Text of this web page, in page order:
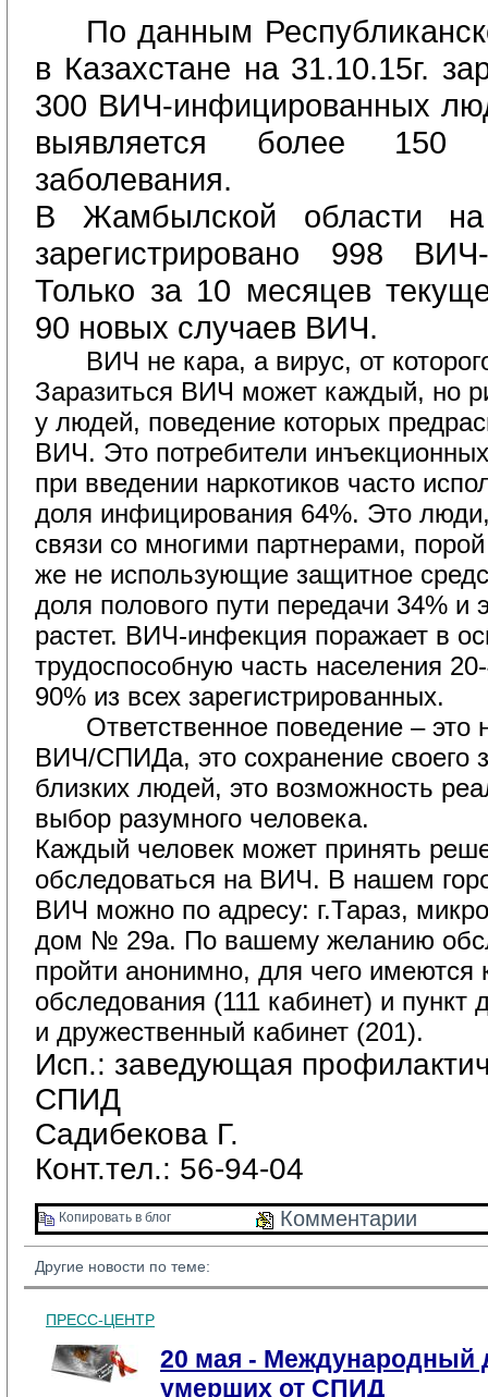
По данным
в Казахстане на 31.10.15г.
300 ВИЧ-инфицированных
выявляется более 150
заболевания.
В Жамбылской области на
зарегистрировано 998
Только за 10 месяцев
90 новых случаев ВИЧ.
ВИЧ не кара, а вирус, от
Заразиться ВИЧ может каждый, но
у людей, поведение которых
ВИЧ. Это потребители
при введении наркотиков часто
доля инфицирования 64%. Это
связи со многими партнерами,
же не использующие защитное
доля полового пути передачи 34% и
растет. ВИЧ-инфекция поражает в
трудоспособную часть населения
90% из всех зарегистрированных.
Ответственное поведение – это
ВИЧ/СПИДа, это сохранение своего
близких людей, это возможность
выбор разумного человека.
Каждый человек может принять
обследоваться на ВИЧ. В нашем
ВИЧ можно по адресу: г.Тараз,
дом № 29а. По вашему желанию
пройти анонимно, для чего имеются
обследования (111 кабинет) и пункт
и дружественный кабинет (201).
Исп.: заведующая
СПИД
Садибекова Г.
Конт.тел.: 56-94-04
Копировать в блог Комментарии
Другие новости по теме:
ПРЕСС-ЦЕНТР
20 мая - Международный
умерших от СПИД